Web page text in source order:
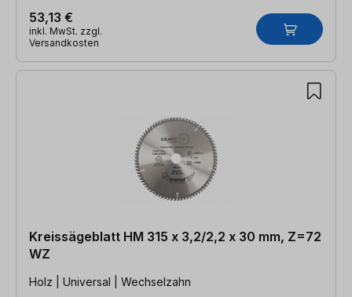
53,13 €
inkl. MwSt. zzgl.
Versandkosten
Kreissägeblatt HM 315 x 3,2/2,2 x 30 mm, Z=72
WZ
Holz | Universal | Wechselzahn